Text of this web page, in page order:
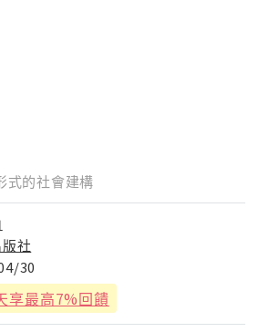
式的社會建構
社
30
享最高7%回饋